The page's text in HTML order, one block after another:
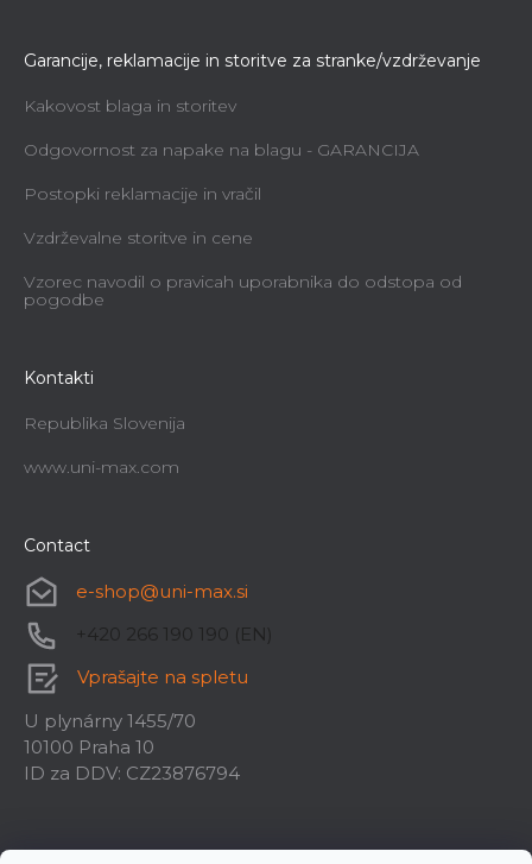
Garancije, reklamacije in storitve za stranke/vzdrževanje
Kakovost blaga in storitev
Odgovornost za napake na blagu - GARANCIJA
Postopki reklamacije in vračil
Vzdrževalne storitve in cene
Vzorec navodil o pravicah uporabnika do odstopa od
pogodbe
Kontakti
Republika Slovenija
www.uni-max.com
Contact
e-shop@uni-max.si
+420 266 190 190 (EN)
Vprašajte na spletu
U plynárny 1455/70
10100 Praha 10
ID za DDV: CZ23876794